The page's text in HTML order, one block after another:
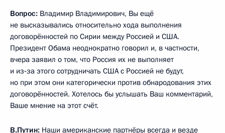
Вопрос: Владимир Владимирович, Вы ещё
не высказывались относительно хода выполнения
договорённостей по Сирии между Россией и США.
Президент Обама неоднократно говорил и, в частности,
вчера заявил о том, что Россия их не выполняет
и из‑за этого сотрудничать США с Россией не будут,
но при этом они категорически против обнародования этих
договорённостей. Хотелось бы услышать Ваш комментарий,
Ваше мнение на этот счёт.
В.Путин: Наши американские партнёры всегда и везде